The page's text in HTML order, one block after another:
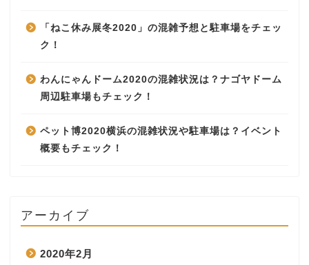
「ねこ休み展冬2020」の混雑予想と駐車場をチェッ
ク！
わんにゃんドーム2020の混雑状況は？ナゴヤドーム
周辺駐車場もチェック！
ペット博2020横浜の混雑状況や駐車場は？イベント
概要もチェック！
アーカイブ
2020年2月